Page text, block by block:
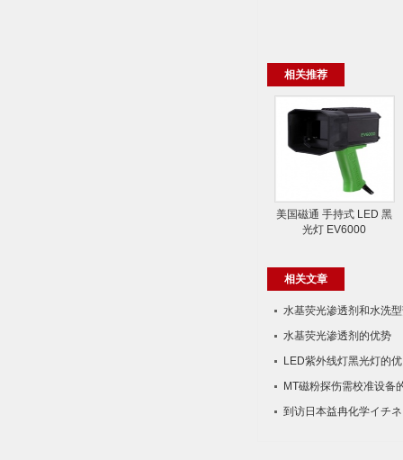
相关推荐
美国磁通 手持式 LED 黑
光灯 EV6000
相关文章
水基荧光渗透剂和水​洗
水基荧光渗透剂的优势
LED紫外线灯黑光灯的
MT磁粉探伤需校准设备
到访日本益冉化学イチ